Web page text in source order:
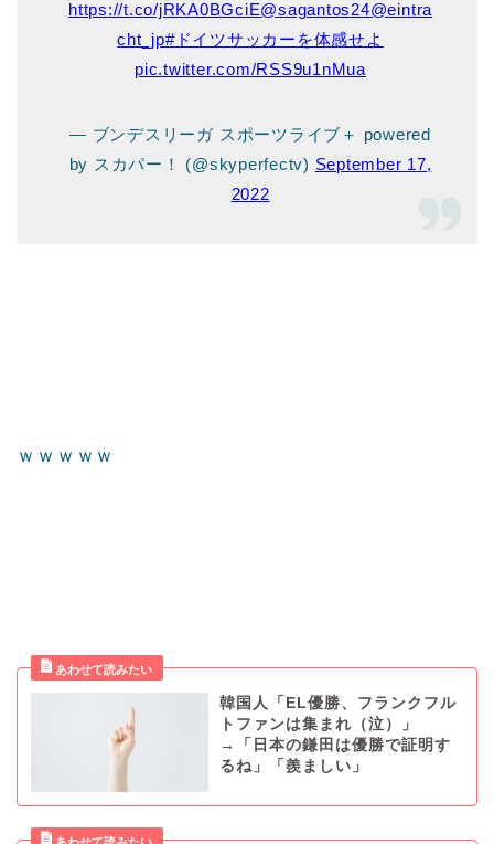
https://t.co/jRKA0BGciE@sagantos24@eintra
cht_jp#ドイツサッカーを体感せよ
pic.twitter.com/RSS9u1nMua
— ブンデスリーガ スポーツライブ＋ powered
by スカパー！ (@skyperfectv) September 17,
2022
ｗｗｗｗｗ
韓国人「EL優勝、フランクフル
トファンは集まれ（泣）」
→「日本の鎌田は優勝で証明す
るね」「羨ましい」